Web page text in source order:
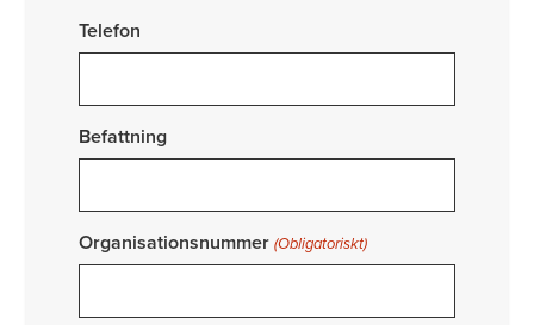
Telefon
Befattning
Organisationsnummer (Obligatoriskt)